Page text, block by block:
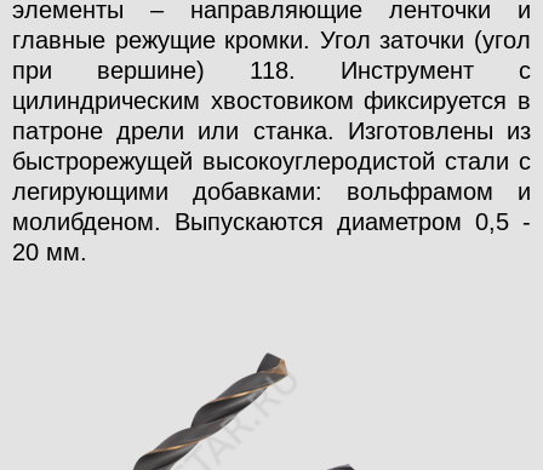
элементы – направляющие ленточки и
главные режущие кромки. Угол заточки (угол
при вершине) 118. Инструмент с
цилиндрическим хвостовиком фиксируется в
патроне дрели или станка. Изготовлены из
быстрорежущей высокоуглеродистой стали с
легирующими добавками: вольфрамом и
молибденом. Выпускаются диаметром 0,5 -
20 мм.